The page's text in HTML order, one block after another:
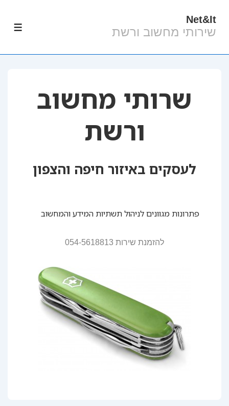
לתוכן
Net&It
שירותי מחשוב ורשת
שרותי מחשוב
ורשת
לעסקים באיזור חיפה והצפון
פתרונות מגוונים לניהול תשתיות המידע והמחשוב
להזמנת שירות 054-5618813